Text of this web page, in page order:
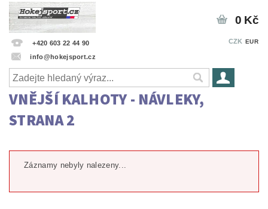
+420 603 22 44 90
info@hokejsport.cz
CZK EUR
0 Kč
VNĚJŠÍ KALHOTY - NÁVLEKY,
STRANA 2
Záznamy nebyly nalezeny...